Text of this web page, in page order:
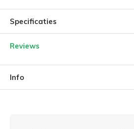
Specificaties
Reviews
Info